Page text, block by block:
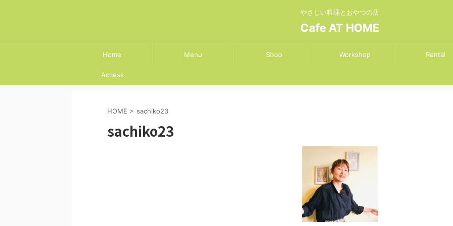
やさしい料理とおやつの店
Cafe AT HOME
Home Menu Shop Workshop Rental
Access
HOME > sachiko23
sachiko23